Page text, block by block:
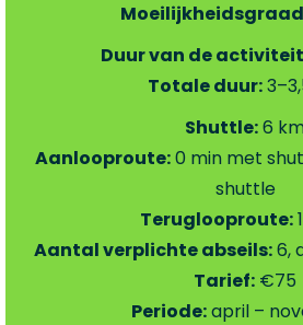
Duur van de
Totale duur:
Shuttle:6
Aanlooproute:0 min met
shuttle
Teruglooproute:
Aantal verplichte abseils:6,
Tarief: €75
Periode:april –